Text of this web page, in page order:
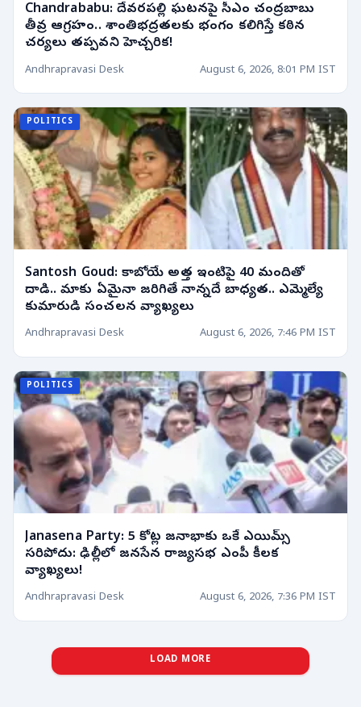
Chandrababu: దేవరపల్లి ఘటనపై సీఎం చంద్రబాబు
తీవ్ర ఆగ్రహం.. శాంతిభద్రతలకు భంగం కలిగిస్తే కఠిన
చర్యలు తప్పవని హెచ్చరిక!
Andhrapravasi Desk August 6, 2026, 8:01 PM IST
POLITICS
Santosh Goud: కాబోయే అత్త ఇంటిపై 40 మందితో
దాడి.. మాకు ఏమైనా జరిగితే నాన్నదే బాధ్యత.. ఎమ్మెల్యే
కుమారుడి సంచలన వ్యాఖ్యలు
Andhrapravasi Desk August 6, 2026, 7:46 PM IST
POLITICS
Janasena Party: 5 కోట్ల జనాభాకు ఒకే ఎయిమ్స్
సరిపోదు: ఢిల్లీలో జనసేన రాజ్యసభ ఎంపీ కీలక
వ్యాఖ్యలు!
Andhrapravasi Desk August 6, 2026, 7:36 PM IST
LOAD MORE